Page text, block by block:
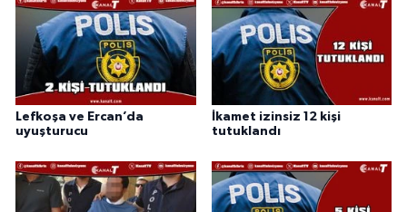
Lefkoşa ve Ercan’da
uyuşturucu
İkamet izinsiz 12 kişi
tutuklandı